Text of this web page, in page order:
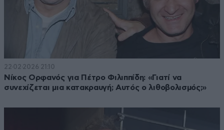
22·02·2026 21:10
Νίκος Ορφανός για Πέτρο Φιλιππίδη: «Γιατί να
συνεχίζεται μια κατακραυγή; Αυτός ο λιθοβολισμός;»